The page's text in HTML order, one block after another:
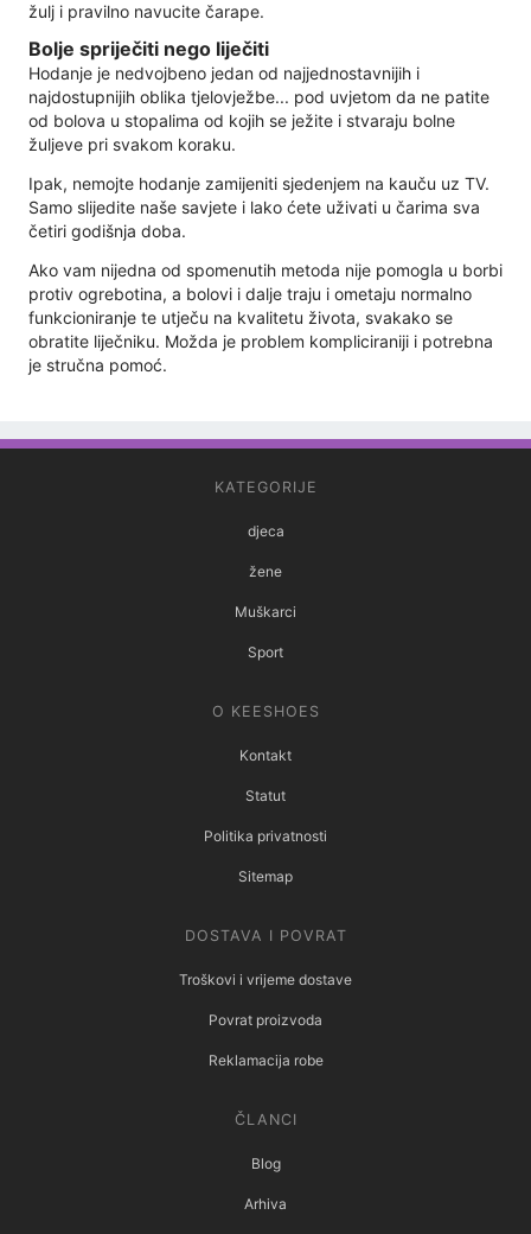
žulj i pravilno navucite čarape.
Bolje spriječiti nego liječiti
Hodanje je nedvojbeno jedan od najjednostavnijih i
najdostupnijih oblika tjelovježbe... pod uvjetom da ne patite
od bolova u stopalima od kojih se ježite i stvaraju bolne
žuljeve pri svakom koraku.
Ipak, nemojte hodanje zamijeniti sjedenjem na kauču uz TV.
Samo slijedite naše savjete i lako ćete uživati ​​u čarima sva
četiri godišnja doba.
Ako vam nijedna od spomenutih metoda nije pomogla u borbi
protiv ogrebotina, a bolovi i dalje traju i ometaju normalno
funkcioniranje te utječu na kvalitetu života, svakako se
obratite liječniku. Možda je problem kompliciraniji i potrebna
je stručna pomoć.
KATEGORIJE
djeca
žene
Muškarci
Sport
O KEESHOES
Kontakt
Statut
Politika privatnosti
Sitemap
DOSTAVA I POVRAT
Troškovi i vrijeme dostave
Povrat proizvoda
Reklamacija robe
ČLANCI
Blog
Arhiva